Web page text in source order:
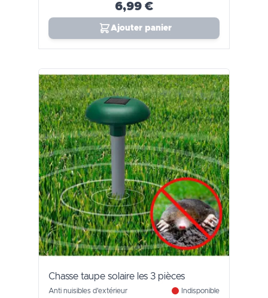
6,99 €
Ajouter panier
Chasse taupe solaire les 3 pièces
Anti nuisibles d'extérieur Indisponible